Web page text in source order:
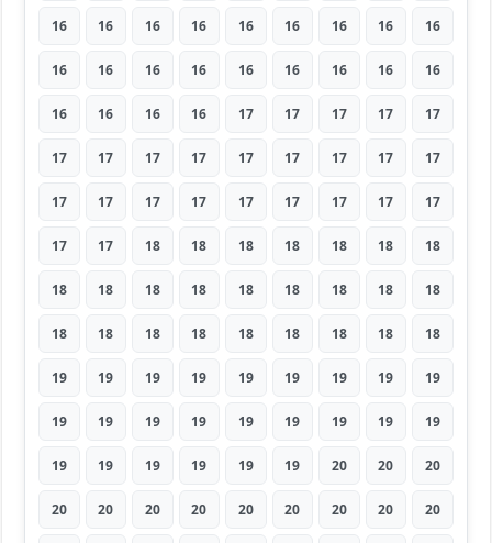
16 16 16 16 16 16 16 16 16
16 16 16 16 16 16 16 16 16
16 16 16 16 17 17 17 17 17
17 17 17 17 17 17 17 17 17
17 17 17 17 17 17 17 17 17
17 17 18 18 18 18 18 18 18
18 18 18 18 18 18 18 18 18
18 18 18 18 18 18 18 18 18
19 19 19 19 19 19 19 19 19
19 19 19 19 19 19 19 19 19
19 19 19 19 19 19 20 20 20
20 20 20 20 20 20 20 20 20